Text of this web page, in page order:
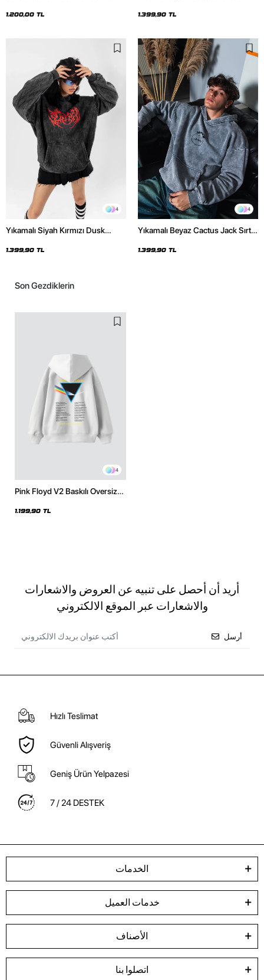
1.200,00 TL 1.399,90 TL
4
Yıkamalı Siyah Kırmızı Dusk
1.399,90 TL
4
Yıkamalı Beyaz Cactus Jack Sırt
1.399,90 TL
Son Gezdiklerin
4
Pink Floyd V2 Baskılı Oversize
1.199,90 TL
أريد أن أحصل على تنبيه عن العروض والاشعارات
والاشعارات عبر الموقع الالكتروني
أرسل
Hızlı Teslimat
Güvenli Alışveriş
Geniş Ürün Yelpazesi
7 / 24 DESTEK
الخدمات
خدمات العميل
الأصناف
اتصلوا بنا